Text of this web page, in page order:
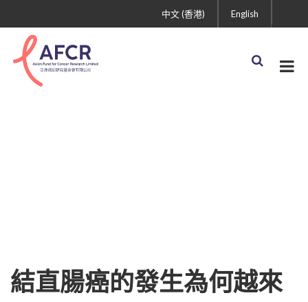
English
中文 (香港)
結直腸癌的發生為何越來